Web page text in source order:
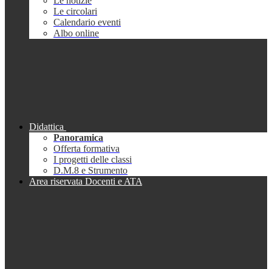
Le circolari
Calendario eventi
Albo online
Didattica
Panoramica
Offerta formativa
I progetti delle classi
D.M.8 e Strumento
Area riservata Docenti e ATA